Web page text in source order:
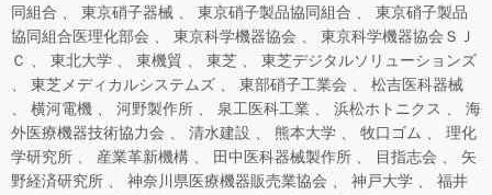
同組合
東京硝子器械 東京硝子製品協同組合
東京硝子製品
協同組合医理化部会
東京科学機器協会
東京科学機器協会ＳＪ
Ｃ
東北大学 東機貿 東芝
東芝デジタルソリューションズ
東芝メディカルシステムズ
東部硝子工業会
松吉医科器械
横河電機
河野製作所 泉工医科工業 浜松ホトニクス
海
外医療機器技術協力会
清水建設 熊本大学 牧口ゴム
理化
学研究所
産業革新機構 田中医科器械製作所 目指志会
矢
野経済研究所
神奈川県医療機器販売業協会 神戸大学
福井